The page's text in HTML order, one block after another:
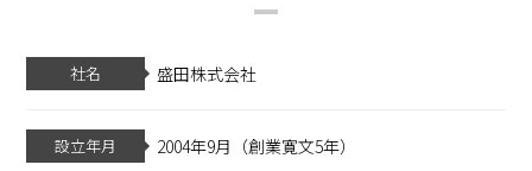
社名 盛田株式会社
設立年月 2004年9月（創業寛文5年）